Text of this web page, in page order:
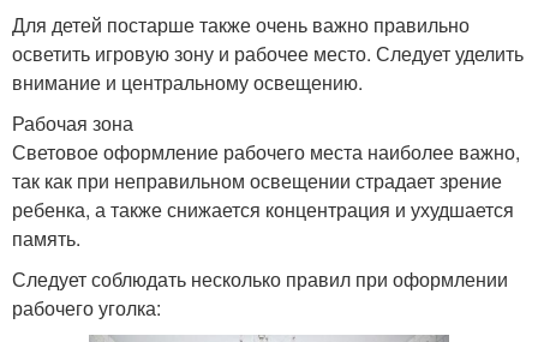
Для детей постарше также очень важно правильно
осветить игровую зону и рабочее место. Следует уделить
внимание и центральному освещению.
Рабочая зона
Световое оформление рабочего места наиболее важно,
так как при неправильном освещении страдает зрение
ребенка, а также снижается концентрация и ухудшается
память.
Следует соблюдать несколько правил при оформлении
рабочего уголка: